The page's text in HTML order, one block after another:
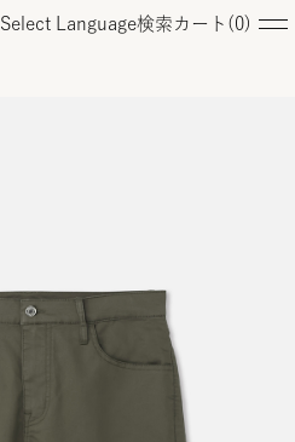
Select Language検索 カート( 0)